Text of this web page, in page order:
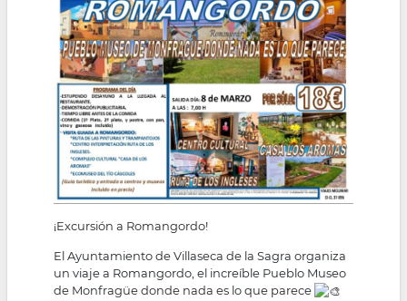
¡Excursión a Romangordo!
El Ayuntamiento de Villaseca de la Sagra organiza
un viaje a Romangordo, el increíble Pueblo Museo
de Monfragüe donde nada es lo que parece